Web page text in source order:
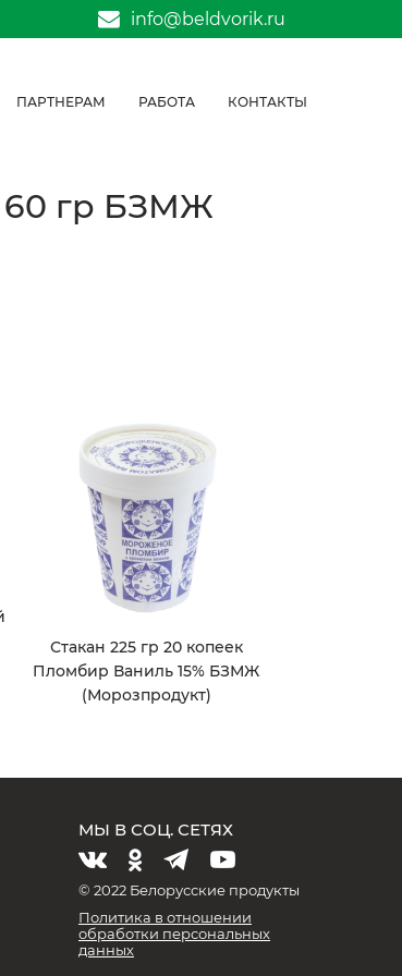
info@beldvorik.ru
ПАРТНЕРАМ РАБОТА КОНТАКТЫ
60 гр БЗМЖ
Стакан 225 гр 20 копеек
Пломбир Ваниль 15% БЗМЖ
(Морозпродукт)
МЫ В СОЦ. СЕТЯХ
© 2022 Белорусские продукты
Политика в отношении
обработки персональных
данных